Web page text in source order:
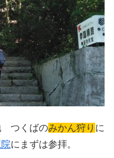
つくばのみかん狩り に
にまずは参拝。